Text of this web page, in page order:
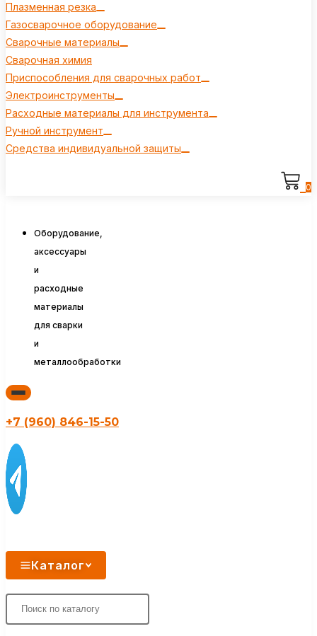
Плазменная резка
Газосварочное оборудование
Сварочные материалы
Сварочная химия
Приспособления для сварочных работ
Электроинструменты
Расходные материалы для инструмента
Ручной инструмент
Средства индивидуальной защиты
0
Оборудование,
аксессуары
и
расходные
материалы
для сварки
и
металлообработки
+7 (960) 846-15-50
Каталог